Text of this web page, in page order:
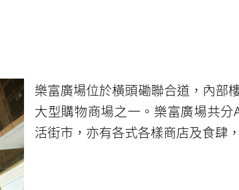
樂富廣場位於橫頭磡聯合道，內部
大型購物商場之一。樂富廣場共
活街市，亦有各式各樣商店及食肆